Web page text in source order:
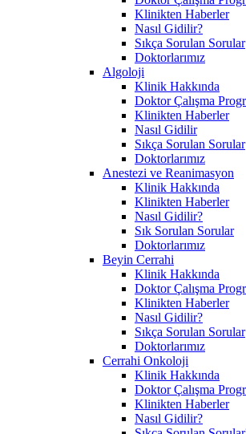
Klinikten Haberler
Nasıl Gidilir?
Sıkça Sorulan Sorular
Doktorlarımız
Algoloji
Klinik Hakkında
Doktor Çalışma
Klinikten Haberler
Nasıl Gidilir
Sıkça Sorulan Sorular
Doktorlarımız
Anestezi ve Reanimasyon
Klinik Hakkında
Klinikten Haberler
Nasıl Gidilir?
Sık Sorulan Sorular
Doktorlarımız
Beyin Cerrahi
Klinik Hakkında
Doktor Çalışma
Klinikten Haberler
Nasıl Gidilir?
Sıkça Sorulan Sorular
Doktorlarımız
Cerrahi Onkoloji
Klinik Hakkında
Doktor Çalışma
Klinikten Haberler
Nasıl Gidilir?